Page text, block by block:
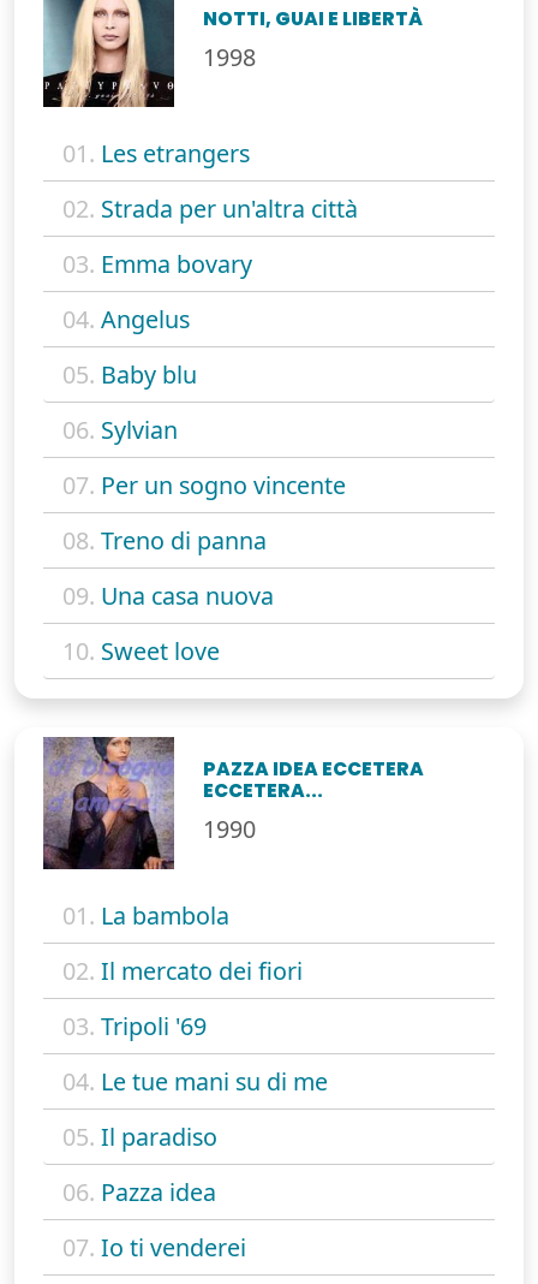
NOTTI, GUAI E LIBERTÀ
1998
01. Les etrangers
02. Strada per un'altra città
03. Emma bovary
04. Angelus
05. Baby blu
06. Sylvian
07. Per un sogno vincente
08. Treno di panna
09. Una casa nuova
10. Sweet love
PAZZA IDEA ECCETERA
ECCETERA...
1990
01. La bambola
02. Il mercato dei fiori
03. Tripoli '69
04. Le tue mani su di me
05. Il paradiso
06. Pazza idea
07. Io ti venderei